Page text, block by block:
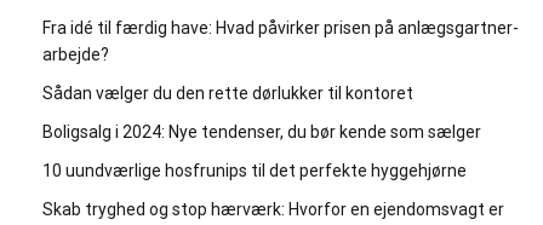
Fra idé til færdig have: Hvad påvirker prisen på anlægsgartner-
arbejde?
Sådan vælger du den rette dørlukker til kontoret
Boligsalg i 2024: Nye tendenser, du bør kende som sælger
10 uundværlige hosfrunips til det perfekte hyggehjørne
Skab tryghed og stop hærværk: Hvorfor en ejendomsvagt er